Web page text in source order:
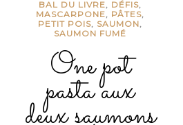
BAL DU LIVRE, DÉFIS,
MASCARPONE, PÂTES,
PETIT POIS, SAUMON,
SAUMON FUMÉ
One pot
pasta aux
deux saumons